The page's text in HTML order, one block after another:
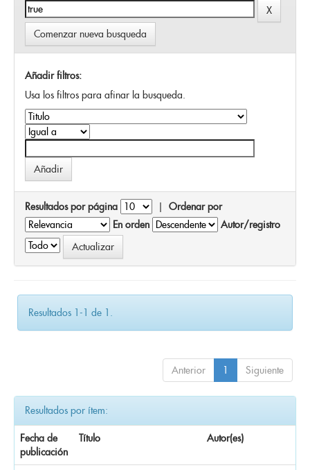
Comenzar nueva busqueda
Añadir filtros:
Usa los filtros para afinar la busqueda.
Resultados por página | Ordenar por
En orden
Autor/registro
Resultados 1-1 de 1.
Anterior 1 Siguiente
Resultados por ítem:
Fecha de
publicación
Título Autor(es)